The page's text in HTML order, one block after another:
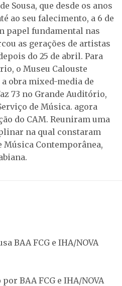
Sousa, que desde os anos
ao seu falecimento, a 6 de
papel fundamental nas
as gerações de artistas
do 25 de abril. Para
o Museu Calouste
obra mixed-media de
73 no Grande Auditório,
de Música. agora
do CAM. Reuniram uma
na qual constaram
Música Contemporânea,
BAA FCG e IHA/NOVA
BAA FCG e IHA/NOVA